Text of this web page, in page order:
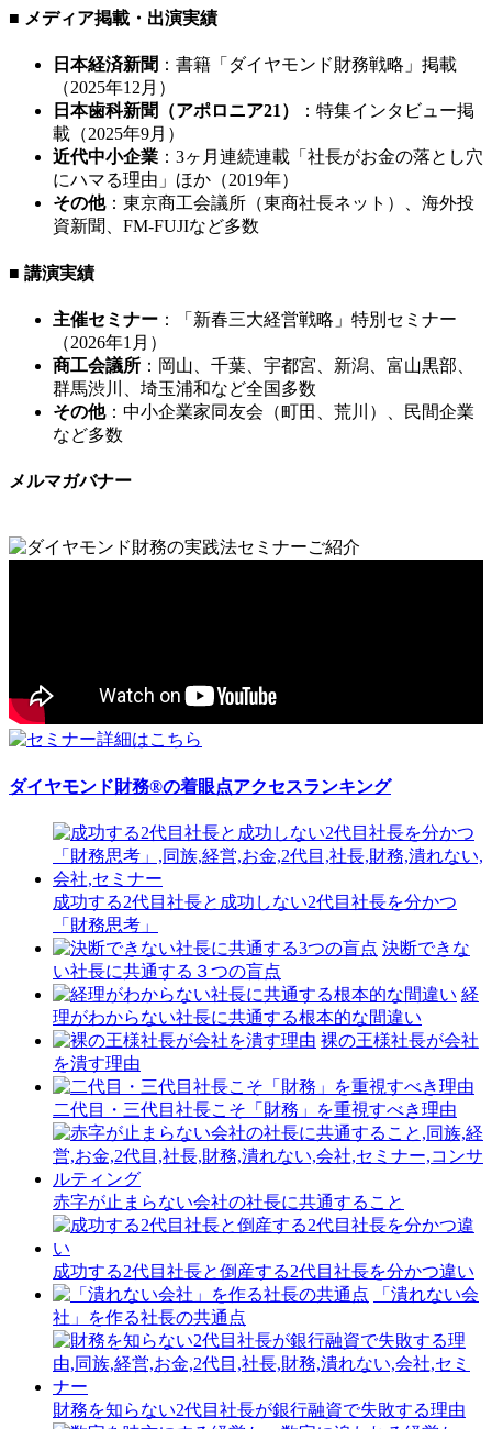
■ メディア掲載・出演実績
日本経済新聞 ：書籍「ダイヤモンド財務戦略」掲載
（2025年12月）
日本歯科新聞（アポロニア21）
：特集インタビュー掲
載（2025年9月）
近代中小企業 ：3ヶ月連続連載「社長がお金の落とし穴
にハマる理由」ほか（2019年）
その他：東京商工会議所（東商社長ネット）、海外投
資新聞、FM-FUJIなど多数
■ 講演実績
主催セミナー ：「新春三大経営戦略」特別セミナー
（2026年1月）
商工会議所 ：岡山、千葉、宇都宮、新潟、富山黒部、
群馬渋川、埼玉浦和など全国多数
その他：中小企業家同友会（町田、荒川）、民間企業
など多数
メルマガバナー
ダイヤモンド財務®の着眼点アクセスランキング
成功する2代目社長と成功しない2代目社長を分かつ
「財務思考」
決断できな
い社長に共通する３つの盲点
経
理がわからない社長に共通する根本的な間違い
裸の王様社長が会社
を潰す理由
二代目・三代目社長こそ「財務」を重視すべき理由
赤字が止まらない会社の社長に共通すること
成功する2代目社長と倒産する2代目社長を分かつ違い
「潰れない会
社」を作る社長の共通点
財務を知らない2代目社長が銀行融資で失敗する理由